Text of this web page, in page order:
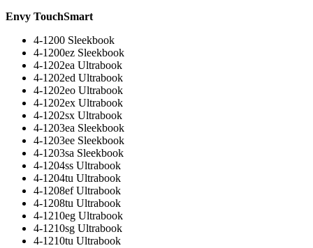
Envy TouchSmart
4-1200 Sleekbook
4-1200ez Sleekbook
4-1202ea Ultrabook
4-1202ed Ultrabook
4-1202eo Ultrabook
4-1202ex Ultrabook
4-1202sx Ultrabook
4-1203ea Sleekbook
4-1203ee Sleekbook
4-1203sa Sleekbook
4-1204ss Ultrabook
4-1204tu Ultrabook
4-1208ef Ultrabook
4-1208tu Ultrabook
4-1210eg Ultrabook
4-1210sg Ultrabook
4-1210tu Ultrabook